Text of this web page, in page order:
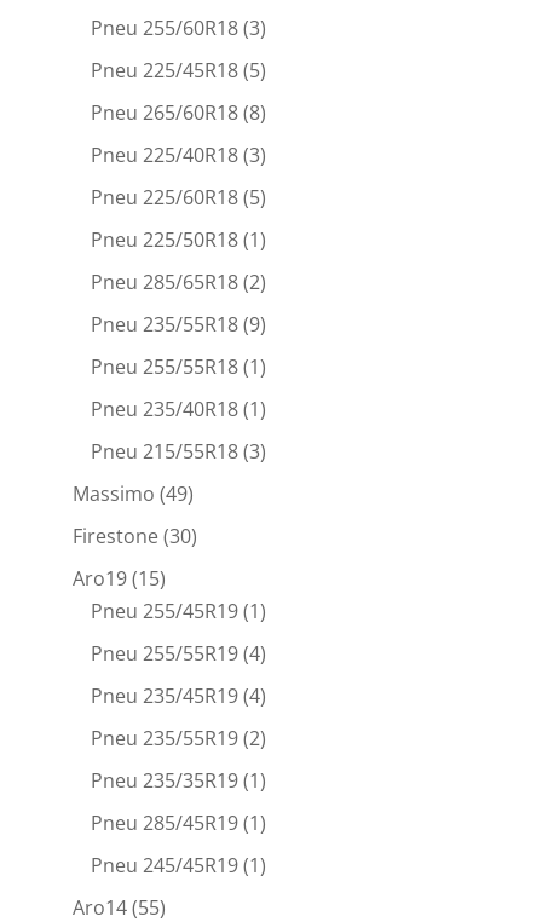
Pneu 255/60R18(3)
Pneu 225/45R18(5)
Pneu 265/60R18(8)
Pneu 225/40R18(3)
Pneu 225/60R18(5)
Pneu 225/50R18(1)
Pneu 285/65R18(2)
Pneu 235/55R18(9)
Pneu 255/55R18(1)
Pneu 235/40R18(1)
Pneu 215/55R18(3)
Massimo (49)
Firestone(30)
Aro19(15)
Pneu 255/45R19(1)
Pneu 255/55R19(4)
Pneu 235/45R19(4)
Pneu 235/55R19(2)
Pneu 235/35R19(1)
Pneu 285/45R19(1)
Pneu 245/45R19(1)
Aro14(55)